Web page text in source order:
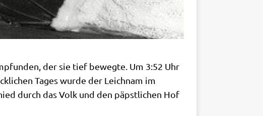
der sie tief beweg­te. Um 3:52 Uhr
Tages wur­de der Leich­nam im
durch das Volk und den päpst­li­chen Hof